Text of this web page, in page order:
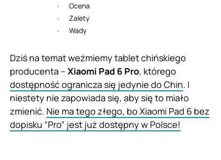
Ocena
Zalety
Wady
Dziś na temat weźmiemy tablet chińskiego
producenta – Xiaomi Pad 6 Pro, którego
dostępność ogranicza się jedynie do Chin. I
niestety nie zapowiada się, aby się to miało
zmienić. Nie ma tego złego, bo Xiaomi Pad 6 bez
dopisku “Pro” jest już dostępny w Polsce!